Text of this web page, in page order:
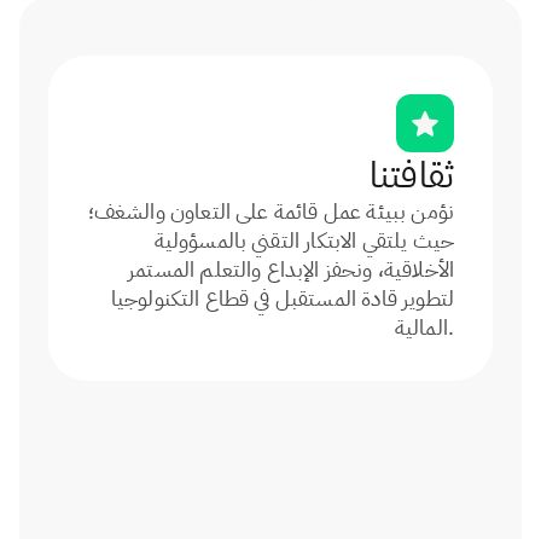
ثقافتنا
نؤمن ببيئة عمل قائمة على التعاون والشغف؛
حيث يلتقي الابتكار التقني بالمسؤولية
الأخلاقية، ونحفز الإبداع والتعلم المستمر
لتطوير قادة المستقبل في قطاع التكنولوجيا
المالية.